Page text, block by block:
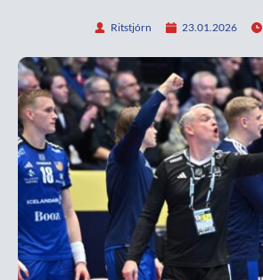
Ritstjórn 23.01.2026